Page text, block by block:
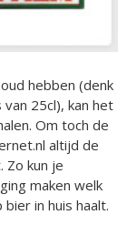
hebben (denk
25cl), kan het
Om toch de
altijd de
Zo kun je
maken welk
in huis haalt.